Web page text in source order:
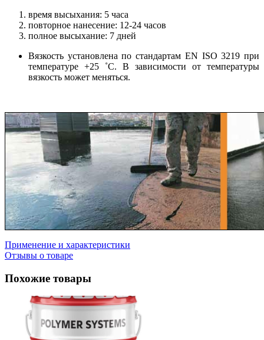
время высыхания: 5 часа
повторное нанесение: 12-24 часов
полное высыхание: 7 дней
Вязкость установлена по стандартам EN ISO 3219 при
температуре +25 ˚C. В зависимости от температуры
вязкость может меняться.
Применение и характеристики
Отзывы о товаре
Похожие товары